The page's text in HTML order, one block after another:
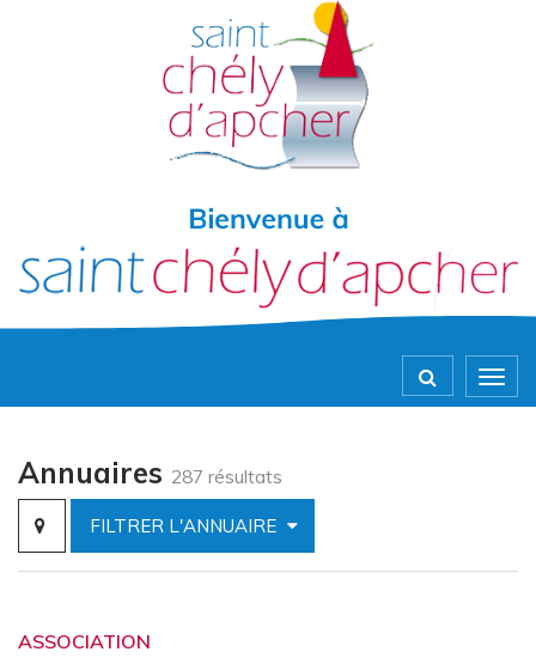
Annuaires 287 résultats
FILTRER L'ANNUAIRE
ASSOCIATION